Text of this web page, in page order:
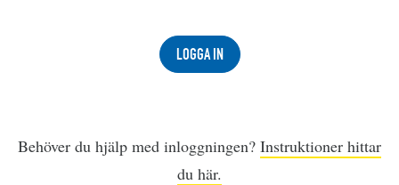
LOGGA IN
Behöver du hjälp med inloggningen? Instruktioner hittar
du här.